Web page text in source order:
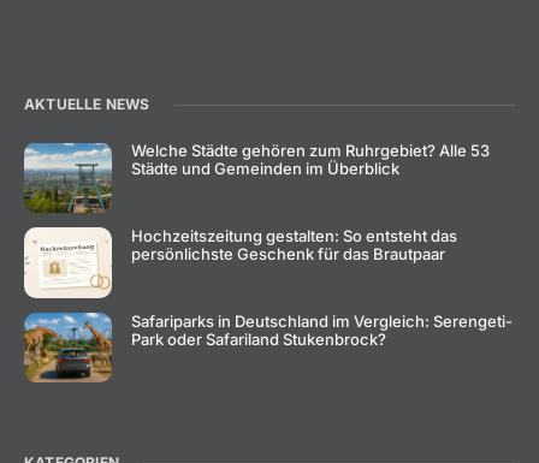
AKTUELLE NEWS
Welche Städte gehören zum Ruhrgebiet? Alle 53
Städte und Gemeinden im Überblick
Hochzeitszeitung gestalten: So entsteht das
persönlichste Geschenk für das Brautpaar
Safariparks in Deutschland im Vergleich: Serengeti-
Park oder Safariland Stukenbrock?